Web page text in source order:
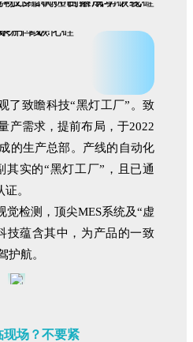
了致瞻科技“黑灯工厂”。致
产需求，提前布局，于2022
的生产总部。产线的自动化
其实的“黑灯工厂”，且已通
。
觉检测，顶尖MES系统及“虚
技蕴含其中，为产品的一致
护航。
现场？不要紧